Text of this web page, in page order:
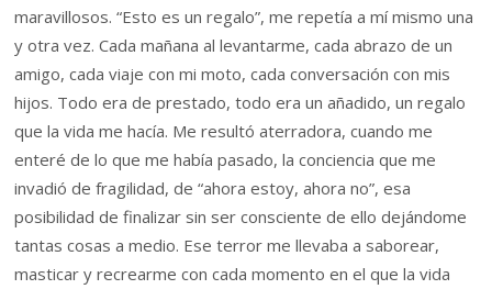
maravillosos. “Esto es un regalo”, me repetía a mí mismo una
y otra vez. Cada mañana al levantarme, cada abrazo de un
amigo, cada viaje con mi moto, cada conversación con mis
hijos. Todo era de prestado, todo era un añadido, un regalo
que la vida me hacía. Me resultó aterradora, cuando me
enteré de lo que me había pasado, la conciencia que me
invadió de fragilidad, de “ahora estoy, ahora no”, esa
posibilidad de finalizar sin ser consciente de ello dejándome
tantas cosas a medio. Ese terror me llevaba a saborear,
masticar y recrearme con cada momento en el que la vida